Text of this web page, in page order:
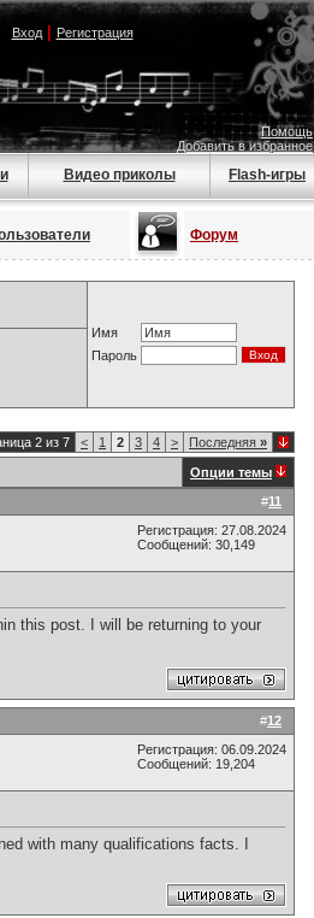
Вход| Регистрация
Помощь
Добавить в избранное
Видео приколы Flash-игры
Форум
Имя
Пароль
2 из 7 < 1 2 3 4 > Последняя »
Опции темы
#11
Регистрация: 27.08.2024
Сообщений: 30,149
this post. I will be returning to your
#12
Регистрация: 06.09.2024
Сообщений: 19,204
with many qualifications facts. I